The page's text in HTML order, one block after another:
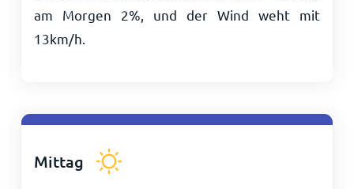
am Morgen 2%, und der Wind weht mit
13km/h
Mittag